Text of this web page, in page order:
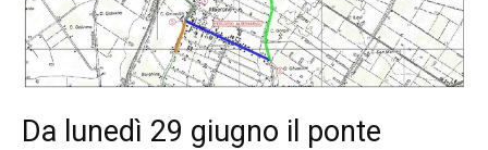
Da lunedì 29 giugno il ponte